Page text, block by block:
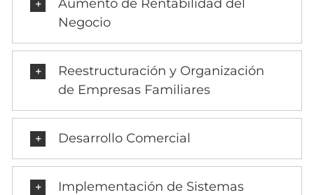
Aumento de Rentabilidad del
Negocio
Reestructuración y Organización
de Empresas Familiares
Desarrollo Comercial
Implementación de Sistemas